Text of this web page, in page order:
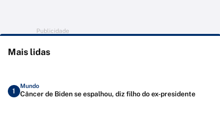
Publicidade
Mais lidas
1
Mundo
Câncer de Biden se espalhou, diz filho do ex-presidente